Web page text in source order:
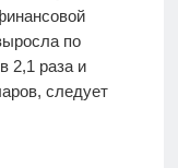
по
2,1 раза и
следует